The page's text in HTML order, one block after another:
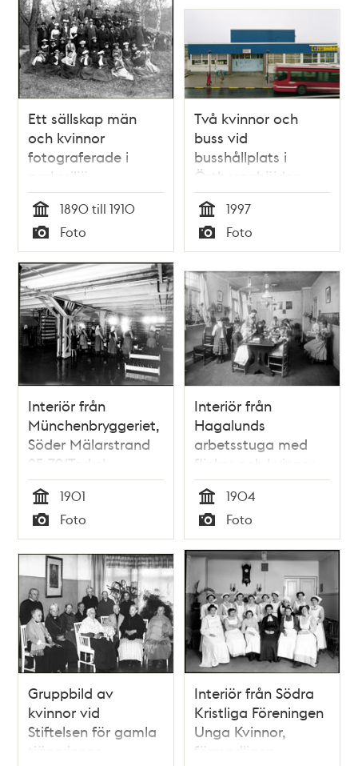
Ett sällskap män
och kvinnor
fotograferade i
parkmiljö
Tid
1890 till 1910
Typ
Foto
Två kvinnor och
buss vid
busshållplats i
Östbergahöjden,
Östberga
Tid
1997
Typ
Foto
Interiör från
Münchenbryggeriet,
Söder Mälarstrand
25-79/Torkel
Knutssonsgatan 2.
Kvinnor vid
etiketteringen. 100-
kolonn
Tid
1901
Typ
Foto
Interiör från
Hagalunds
arbetsstuga med
flickor och kvinnor
som sitter vid bord
och läser, syr och
stickar.
Tid
1904
Typ
Foto
Gruppbild av
kvinnor vid
Stiftelsen för gamla
tjänarinnor,
Interiör från Södra
Kristliga Föreningen
Unga Kvinnor,
förmodligen